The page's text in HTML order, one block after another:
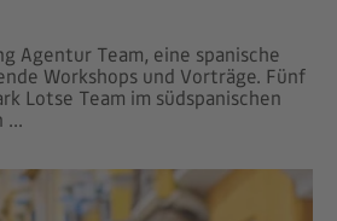
Agentur Team, eine spanische
Workshops und Vorträge. Fünf
Lotse Team im südspanischen
...